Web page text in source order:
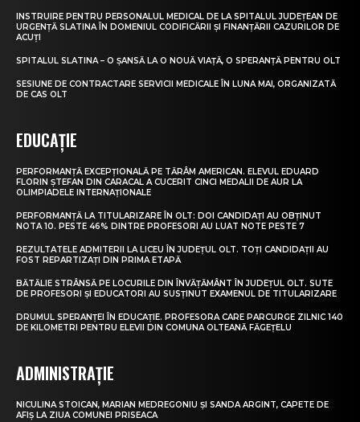
INSTRUIRE PENTRU PERSONALUL MEDICAL DE LA SPITALUL JUDEȚEAN DE
URGENȚĂ SLATINA ÎN DOMENIUL CODIFICĂRII ȘI FINANȚĂRII CAZURILOR DE
ACUȚI
SPITALUL SLATINA – O ȘANSĂ LA O NOUĂ VIAȚĂ, O SPERANȚĂ PENTRU OLT
SESIUNE DE CONTRACTARE SERVICII MEDICALE ÎN LUNA MAI, ORGANIZATĂ
DE CAS OLT
EDUCAȚIE
PERFORMANȚĂ EXCEPȚIONALĂ PE TĂRÂM AMERICAN. ELEVUL EDUARD
FLORIN ȘTEFAN DIN CARACAL A CUCERIT CINCI MEDALII DE AUR LA
OLIMPIADELE INTERNAȚIONALE
PERFORMANȚĂ LA TITULARIZARE ÎN OLT: DOI CANDIDAȚI AU OBȚINUT
NOTA 10. PESTE 46% DINTRE PROFESORI AU LUAT NOTE PESTE 7
REZULTATELE ADMITERII LA LICEU ÎN JUDEȚUL OLT. TOȚI CANDIDAȚII AU
FOST REPARTIZAȚI DIN PRIMA ETAPĂ
BĂTĂLIE STRÂNSĂ PE LOCURILE DIN ÎNVĂȚĂMÂNT ÎN JUDEȚUL OLT. SUTE
DE PROFESORI ȘI EDUCATORI AU SUSȚINUT EXAMENUL DE TITULARIZARE
DRUMUL SPERANȚEI ÎN EDUCAȚIE. PROFESORA CARE PARCURGE ZILNIC 140
DE KILOMETRI PENTRU ELEVII DIN COMUNA OLTEANĂ FĂGEȚELU
ADMINISTRAȚIE
NICULINA STOICAN, MARIAN MEDREGONIU ȘI SANDA ARGINT, CAPETE DE
AFIȘ LA ZIUA COMUNEI PRISEACA